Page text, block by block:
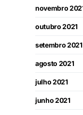
novembro
outubro 2021
setembro 2021
agosto 2021
julho 2021
junho 2021